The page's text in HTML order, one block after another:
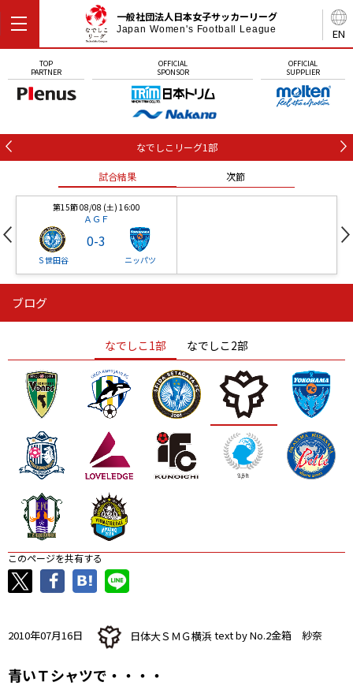
EN
一般社団法人日本女子サッカーリーグ
Japan Women's Football League
TOP
PARTNER
OFFICIAL
SPONSOR
OFFICIAL
SUPPLIER
なでしこリーグ1部
試合結果 次節
第15節 08/08 (土) 16:00
ＡＧＦ
Ｓ世田谷
0-3
ニッパツ
ニッパツ
ニッパツ 名古屋
石人の星
静岡 愛媛Ｌ
ブログ
なでしこ1部 なでしこ2部
このページを共有する
2010年07月16日 日体大ＳＭＧ横浜 text by No.2金箱 紗奈
青いＴシャツで・・・・